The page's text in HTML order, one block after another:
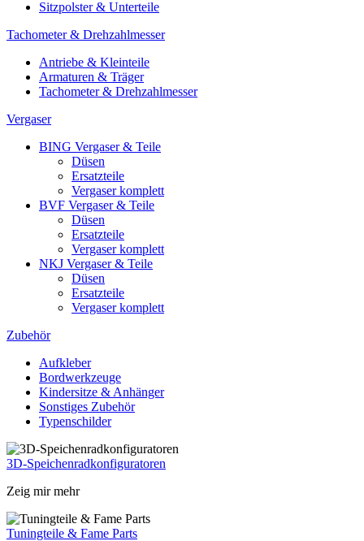
Sitzpolster & Unterteile
Tachometer & Drehzahlmesser
Antriebe & Kleinteile
Armaturen & Träger
Tachometer & Drehzahlmesser
Vergaser
BING Vergaser & Teile
Düsen
Ersatzteile
Vergaser komplett
BVF Vergaser & Teile
Düsen
Ersatzteile
Vergaser komplett
NKJ Vergaser & Teile
Düsen
Ersatzteile
Vergaser komplett
Zubehör
Aufkleber
Bordwerkzeuge
Kindersitze & Anhänger
Sonstiges Zubehör
Typenschilder
3D-Speichenradkonfiguratoren
Zeig mir mehr
Tuningteile & Fame Parts